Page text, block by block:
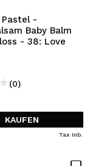
den Status Ihrer
Vorgänge
Pastel -
Baby Balm
- 38: Love
(0)
KAUFEN
Tax Inb.